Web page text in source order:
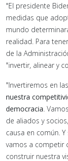
"El presidente
medidas que
mundo
realidad. Para
de la
"invertir, alinear y
"Invertiremos en
nuestra
democracia.
de aliados y
causa en común.
vamos a competir
construir nuestra